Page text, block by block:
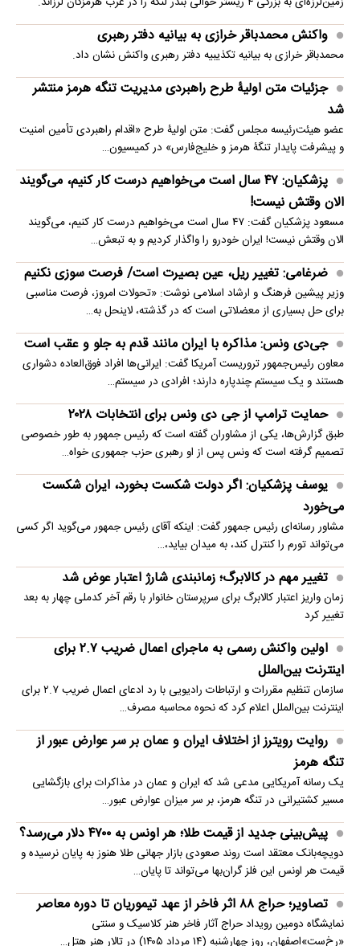
واکنش محمدباقر خرازی به بیانیه دفتر رهبری
محمدباقر خرازی به بیانیه تکذیبیه دفتر رهبری واکنش نشان داد.
جزئیات متن اولیۀ طرح راهبردی مدیریت تنگه هرمز منتشر
شد
عضو هیئت‌رئیسه مجلس گفت: متن اولیۀ طرح «اقدام راهبردی تأمین امنیت
و پیشرفت پایدار تنگۀ هرمز و خلیج‌فارس» در کمیسیون…
پزشکیان: ۴۷ سال است می‌خواهیم درست کار کنیم، می‌گویند
الان وقتش نیست!
مسعود پزشکیان گفت: ۴۷ سال است می‌خواهیم درست کار کنیم، می‌گویند
الان وقتش نیست! ایران خودرو را واگذار کردیم و به تبعش…
ضرغامی: تغییر ریل، عین بصیرت است/ فرصت سوزی نکنیم
وزیر پیشین فرهنگ و ارشاد اسلامی نوشت: «تحولات امروز، فرصت مناسبی
برای حل بسیاری از معضلاتی‌ است که در گذشته، لاینحل به…
جی‌دی ونس: مذاکره با ایران مانند قدم به جلو و عقب است
معاون رئیس‌جمهور تروریست آمریکا گفت: ایرانی‌ها افراد فوق‌العاده دشواری
هستند و یک سیستم چندپاره دارند؛ افرادی در سیستم…
حمایت ترامپ از جی دی ونس برای انتخابات ۲۰۲۸
طبق گزارش‌ها، یکی از مشاوران گفته است که رئیس جمهور به طور خصوصی
تصمیم گرفته است که ونس پس از او رهبری حزب جمهوری خواه…
یوسف پزشکیان: اگر دولت شکست بخورد، ایران شکست
می‌خورد
مشاور رسانه‌ای رئیس جمهور گفت: اینکه آقای رئیس جمهور می‌گوید اگر کسی
می‌تواند تورم را کنترل کند، به میدان بیاید،…
تغییر مهم در کالابرگ؛ زمانبندی‌ شارژ اعتبار عوض شد
زمان واریز اعتبار کالابرگ برای سرپرستان خانوار با رقم آخر کدملی چهار به بعد
تغییر کرد
اولین واکنش رسمی به ماجرای اعمال ضریب ۲.۷ برای
اینترنت بین‌الملل
سازمان تنظیم مقررات و ارتباطات رادیویی با رد ادعای اعمال ضریب ۲.۷ برای
اینترنت بین‌الملل اعلام کرد که نحوه محاسبه مصرف…
روایت رویترز از اختلاف ایران و عمان بر سر عوارض عبور از
تنگه هرمز
یک رسانه آمریکایی مدعی شد که ایران و عمان در مذاکرات برای بازگشایی
مسیر کشتیرانی در تنگه هرمز، بر سر میزان عوارض عبور…
پیش‌بینی جدید از قیمت طلا؛ هر اونس به ۴۷۰۰ دلار می‌رسد؟
دویچه‌بانک معتقد است روند صعودی بازار جهانی طلا هنوز به پایان نرسیده و
قیمت هر اونس این فلز گران‌بها می‌تواند تا پایان…
تصاویر؛ حراج ۸۸ اثر فاخر از عهد تیموریان تا دوره معاصر
نمایشگاه دومین رویداد حراج آثار فاخر هنر کلاسیک و سنتی
«رخ‌ست»اصفهان، روز چهارشنبه (۱۴ مرداد ۱۴۰۵) در تالار هنر هتل…